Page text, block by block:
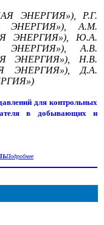
ЭНЕРГИЯ»), Р.Г.
ЭНЕРГИЯ»), А.М.
ЭНЕРГИЯ»), Ю.А.
ЭНЕРГИЯ»), А.В.
ЭНЕРГИЯ»), Н.В.
ЭНЕРГИЯ»), Д.А.
для контрольных
в добывающих и
Подробнее